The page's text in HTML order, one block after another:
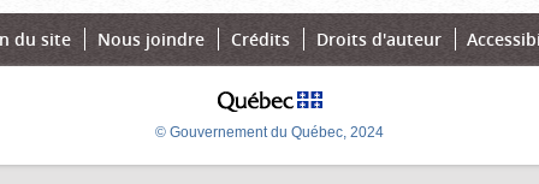
du site Nous joindre Crédits Droits d'auteur
© Gouvernement du Québec, 2024